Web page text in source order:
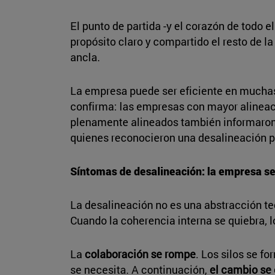
El punto de partida -y el corazón de todo
propósito claro y compartido el resto de
ancla.
La empresa puede ser eficiente en
confirma: las empresas con mayor
plenamente alineados también
quienes reconocieron una desalineación
Síntomas de desalineación: la empresa
La desalineación no es una abstracción
Cuando la coherencia interna se
La colaboración se rompe. Los silos se
se necesita. A continuación, el cambio se